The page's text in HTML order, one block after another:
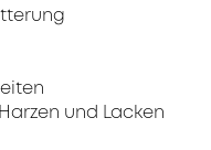
und Lacken